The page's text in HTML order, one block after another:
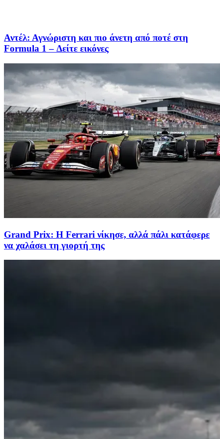
Αντέλ: Αγνώριστη και πιο άνετη από ποτέ στη
Formula 1 – Δείτε εικόνες
Grand Prix: Η Ferrari νίκησε, αλλά πάλι κατάφερε
να χαλάσει τη γιορτή της